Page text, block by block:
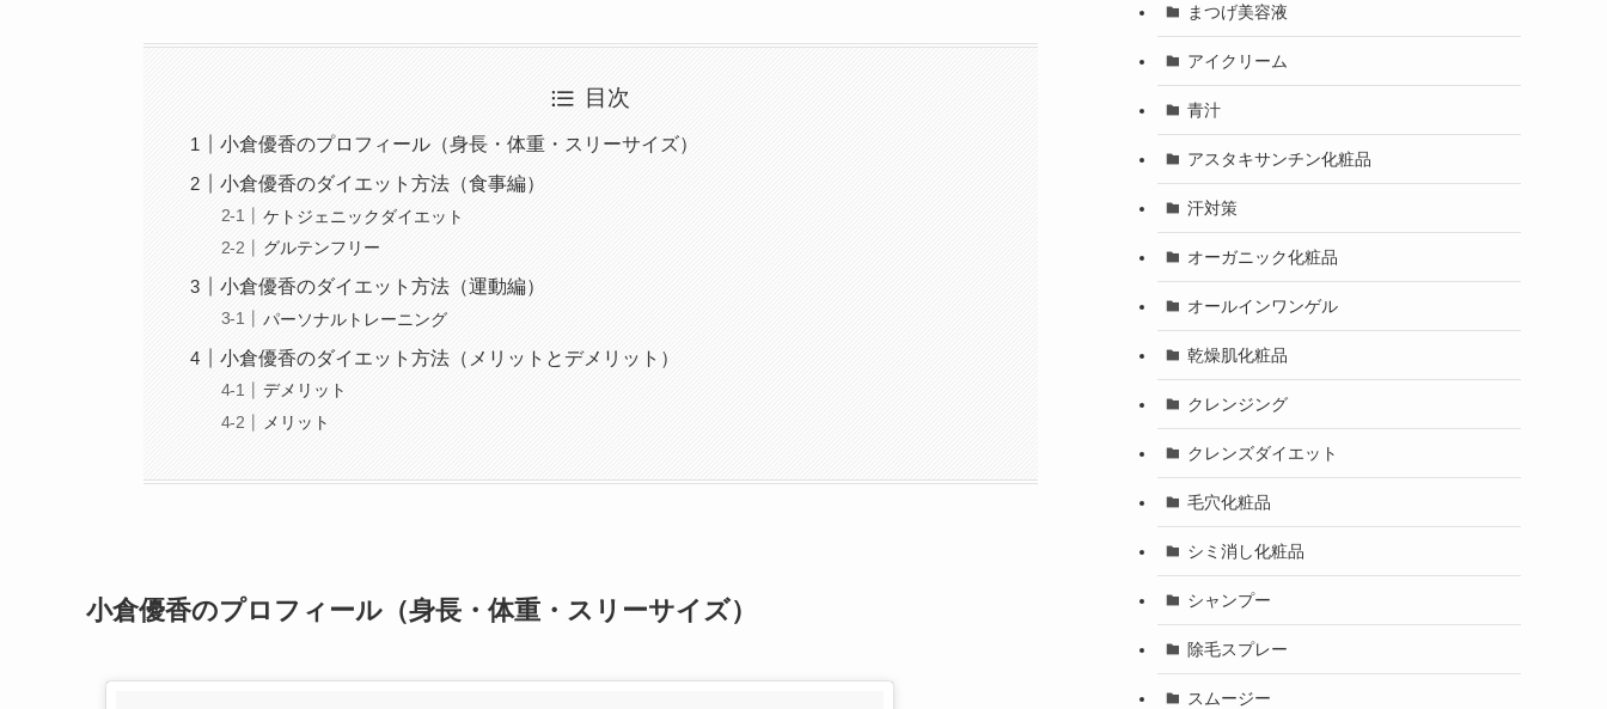
目次
小倉優香のプロフィール（身長・体重・スリーサイズ）
小倉優香のダイエット方法（食事編）
ケトジェニックダイエット
グルテンフリー
小倉優香のダイエット方法（運動編）
パーソナルトレーニング
小倉優香のダイエット方法（メリットとデメリット）
デメリット
メリット
小倉優香のプロフィール（身長・体重・スリーサイズ）
まつげ美容液
アイクリーム
青汁
アスタキサンチン化粧品
汗対策
オーガニック化粧品
オールインワンゲル
乾燥肌化粧品
クレンジング
クレンズダイエット
毛穴化粧品
シミ消し化粧品
シャンプー
除毛スプレー
スムージー